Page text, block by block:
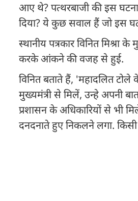
आए थे? पत्थरबाजी की इस
दिया? ये कुछ सवाल हैं जो इस
स्थानीय पत्रकार विनित मिश्रा
करके आंकने की वजह से हुई.
विनित बताते हैं, 'महादलित
मुख्यमंत्री से मिलें, उन्हे अपनी
प्रशासन के अधिकारियों से भी
दनदनाते हुए निकलने लगा.